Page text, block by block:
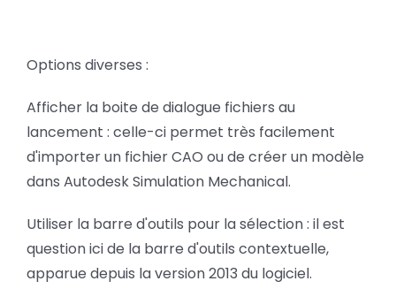
Options diverses :
Afficher la boite de dialogue fichiers au
lancement : celle-ci permet très facilement
d'importer un fichier CAO ou de créer un modèle
dans Autodesk Simulation Mechanical.
Utiliser la barre d'outils pour la sélection : il est
question ici de la barre d'outils contextuelle,
apparue depuis la version 2013 du logiciel.